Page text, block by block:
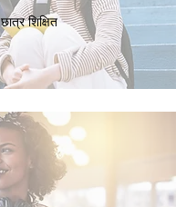
छात्र शिक्षित